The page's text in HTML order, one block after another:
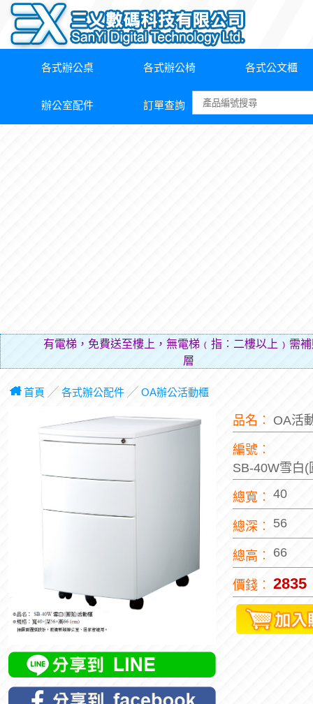
各式辦公桌 各式辦公椅 各式公文櫃
辦公室配件 訂單查詢
有電梯，免費送至樓上，無電梯﹙指︰二樓以上﹚需
層費用
首頁 ╱ 各式辦公配件╱ OA辦公活動櫃
品名︰ OA活
編號︰
SB-40W雪白
總寬︰ 40
總深︰ 56
總高︰ 66
價錢︰ 2835